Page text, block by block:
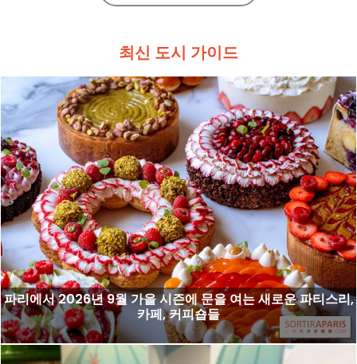
최신 도시 가이드
파리에서 2026년 9월 가을 시즌에 문을 여는 새로운 파티스리,
카페, 커피숍들